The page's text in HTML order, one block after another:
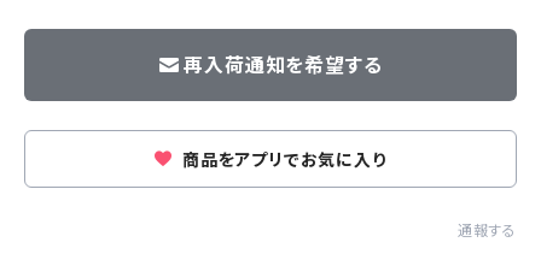
再入荷通知を希望する
商品をアプリでお気に入り
通報する